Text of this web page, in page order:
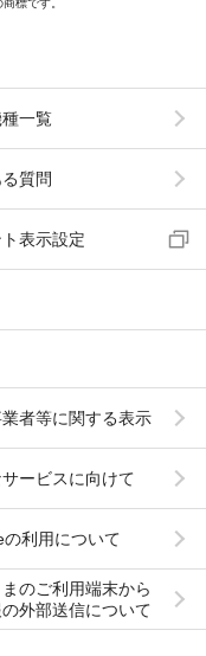
標です。
一覧
質問
表示設定
者等に関する表示
ービスに向けて
の利用について
のご利用端末から
外部送信について